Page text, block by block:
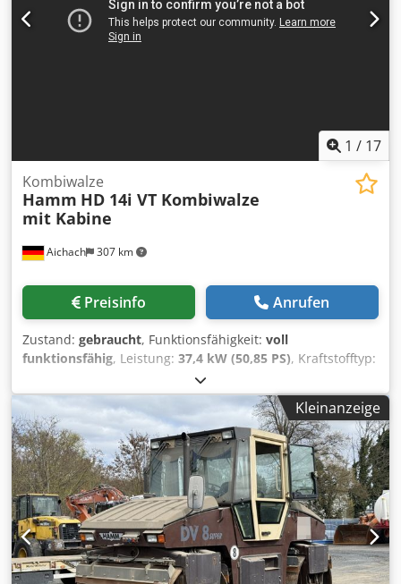
Ihnen umgehend zu. Wir unterstützen Sie auf
Niederländisch, Englisch, Französisch, Deutsch, Spanisch
und Russisch. Entdecken Sie unser umfangreiches
1 / 17
Aichach 307 km
Kombiwalze
Hamm HD 14i VT Kombiwalze
mit Kabine
Preisinfo Anrufen
Zustand: gebraucht, Funktionsfähigkeit: voll
funktionsfähig, Leistung: 37,4 kW (50,85 PS), Kraftstofftyp:
, Baujahr:
1.400 h, Hamm HD14 i VT Kombiwalze BJ 2021 1400 h 3795-
5250 kg 37,4 KW 2400-3320 kg Kantenschneiderad
Chodjzmf Nzjpfx Akksa Kabine mit Türen Sitzheizung
140cm Arbeitsbreite
Kleinanzeige